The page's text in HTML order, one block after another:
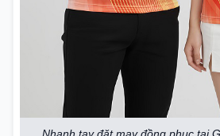
Nhanh tay đặt may đồng phục tại